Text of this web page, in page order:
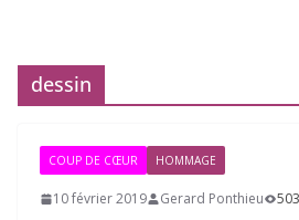
dessin
COUP DE CŒUR HOMMAGE
10 février 2019 Gerard Ponthieu